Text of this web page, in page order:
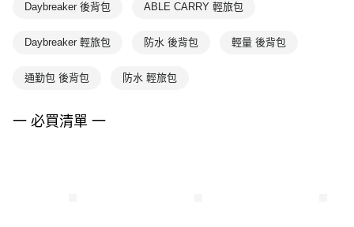
Daybreaker 後背包 ABLE CARRY 輕旅包
Daybreaker 輕旅包 防水 後背包 輕量 後背包
通勤包 後背包 防水 輕旅包
一 必買清單 一